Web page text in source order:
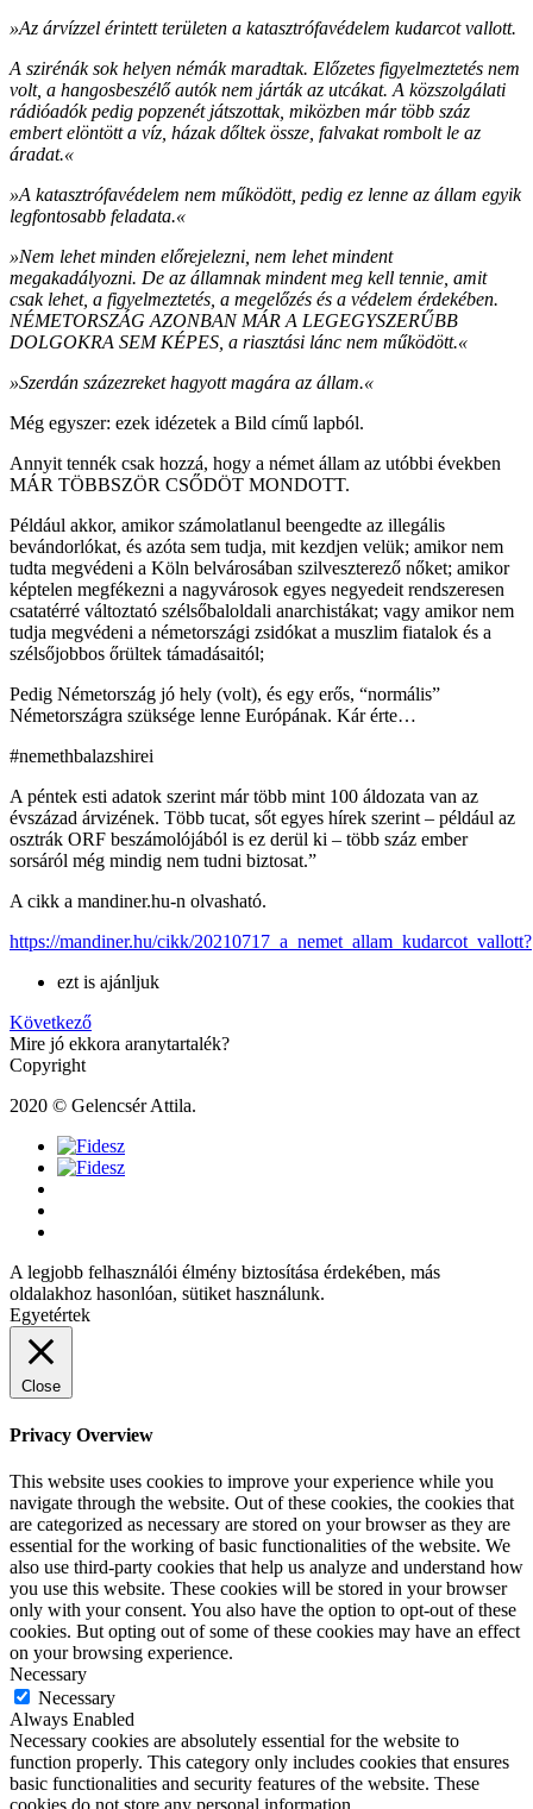
»Az árvízzel érintett területen a katasztrófavédelem kudarcot vallott.
A szirénák sok helyen némák maradtak. Előzetes figyelmeztetés nem
volt, a hangosbeszélő autók nem járták az utcákat. A közszolgálati
rádióadók pedig popzenét játszottak, miközben már több száz
embert elöntött a víz, házak dőltek össze, falvakat rombolt le az
áradat.«
»A katasztrófavédelem nem működött, pedig ez lenne az állam egyik
legfontosabb feladata.«
»Nem lehet minden előrejelezni, nem lehet mindent
megakadályozni. De az államnak mindent meg kell tennie, amit
csak lehet, a figyelmeztetés, a megelőzés és a védelem érdekében.
NÉMETORSZÁG AZONBAN MÁR A LEGEGYSZERŰBB
DOLGOKRA SEM KÉPES, a riasztási lánc nem működött.«
»Szerdán százezreket hagyott magára az állam.«
Még egyszer: ezek idézetek a Bild című lapból.
Annyit tennék csak hozzá, hogy a német állam az utóbbi években
MÁR TÖBBSZÖR CSŐDÖT MONDOTT.
Például akkor, amikor számolatlanul beengedte az illegális
bevándorlókat, és azóta sem tudja, mit kezdjen velük; amikor nem
tudta megvédeni a Köln belvárosában szilveszterező nőket; amikor
képtelen megfékezni a nagyvárosok egyes negyedeit rendszeresen
csatatérré változtató szélsőbaloldali anarchistákat; vagy amikor nem
tudja megvédeni a németországi zsidókat a muszlim fiatalok és a
szélsőjobbos őrültek támadásaitól;
Pedig Németország jó hely (volt), és egy erős, “normális”
Németországra szüksége lenne Európának. Kár érte…
#nemethbalazshirei
A péntek esti adatok szerint már több mint 100 áldozata van az
évszázad árvizének. Több tucat, sőt egyes hírek szerint – például az
osztrák ORF beszámolójából is ez derül ki – több száz ember
sorsáról még mindig nem tudni biztosat.”
A cikk a mandiner.hu-n olvasható.
https://mandiner.hu/cikk/20210717_a_nemet_allam_kudarcot_vallott?
ezt is ajánljuk
Következő
Mire jó ekkora aranytartalék?
Copyright
2020 © Gelencsér Attila.
A legjobb felhasználói élmény biztosítása érdekében, más
oldalakhoz hasonlóan, sütiket használunk.
Egyetértek
Close
Privacy Overview
This website uses cookies to improve your experience while you
navigate through the website. Out of these cookies, the cookies that
are categorized as necessary are stored on your browser as they are
essential for the working of basic functionalities of the website. We
also use third-party cookies that help us analyze and understand how
you use this website. These cookies will be stored in your browser
only with your consent. You also have the option to opt-out of these
cookies. But opting out of some of these cookies may have an effect
on your browsing experience.
Necessary
Necessary
Always Enabled
Necessary cookies are absolutely essential for the website to
function properly. This category only includes cookies that ensures
basic functionalities and security features of the website. These
cookies do not store any personal information.